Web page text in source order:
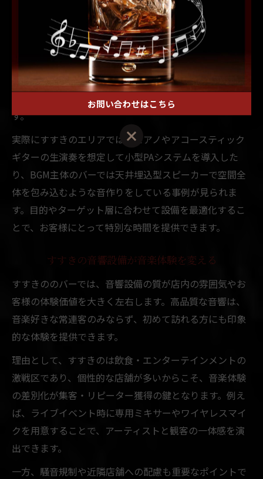
例えば、壁や天井に吸音材を適切に配置し、反響音をコ
ントロールすることで、音楽のクリアさと迫力が両立で
きます。また、スピーカーの設置位置や数を工夫するこ
とで、店内全体に均一な音響を届けることが可能です。
音響機器の選定ミスや設置不良は、音割れや不快なノイ
ズの原因となるため、専門業者に相談するのが安心で
す。
実際にすすきのエリアでは、ピアノやアコースティック
ギターの生演奏を想定して小型PAシステムを導入した
り、BGM主体のバーでは天井埋込型スピーカーで空間全
体を包み込むような音作りをしている事例が見られま
す。目的やターゲット層に合わせて設備を最適化するこ
とで、お客様にとって特別な時間を提供できます。
すすきの音響設備が音楽体験を変える
すすきののバーでは、音響設備の質が店内の雰囲気やお
客様の体験価値を大きく左右します。高品質な音響は、
音楽好きな常連客のみならず、初めて訪れる方にも印象
的な体験を提供できます。
理由として、すすきのは飲食・エンターテインメントの
激戦区であり、個性的な店舗が多いからこそ、音楽体験
の差別化が集客・リピーター獲得の鍵となります。例え
ば、ライブイベント時に専用ミキサーやワイヤレスマイ
クを用意することで、アーティストと観客の一体感を演
出できます。
一方、騒音規制や近隣店舗への配慮も重要なポイントで
お問い合わせはこちら